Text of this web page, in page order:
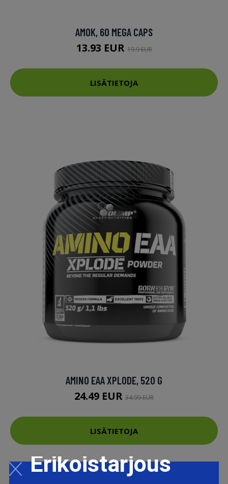
AMOK, 60 MEGA CAPS
13.93 EUR19.9 EUR
LISÄTIETOJA
AMINO EAA XPLODE, 520 G
24.49 EUR 34.99 EUR
LISÄTIETOJA
Erikoistarjous